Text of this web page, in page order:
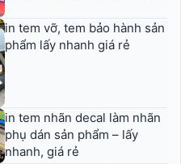
in tem vỡ, tem bảo hành sản
phẩm lấy nhanh giá rẻ
in tem nhãn decal làm nhãn
phụ dán sản phẩm – lấy
nhanh, giá rẻ